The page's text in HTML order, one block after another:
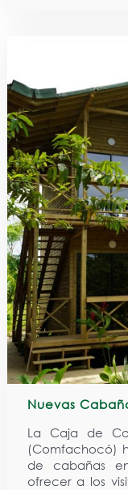
Nuevas
La Caja de
(Comfachocó)
de cabañas
ofrecer a los